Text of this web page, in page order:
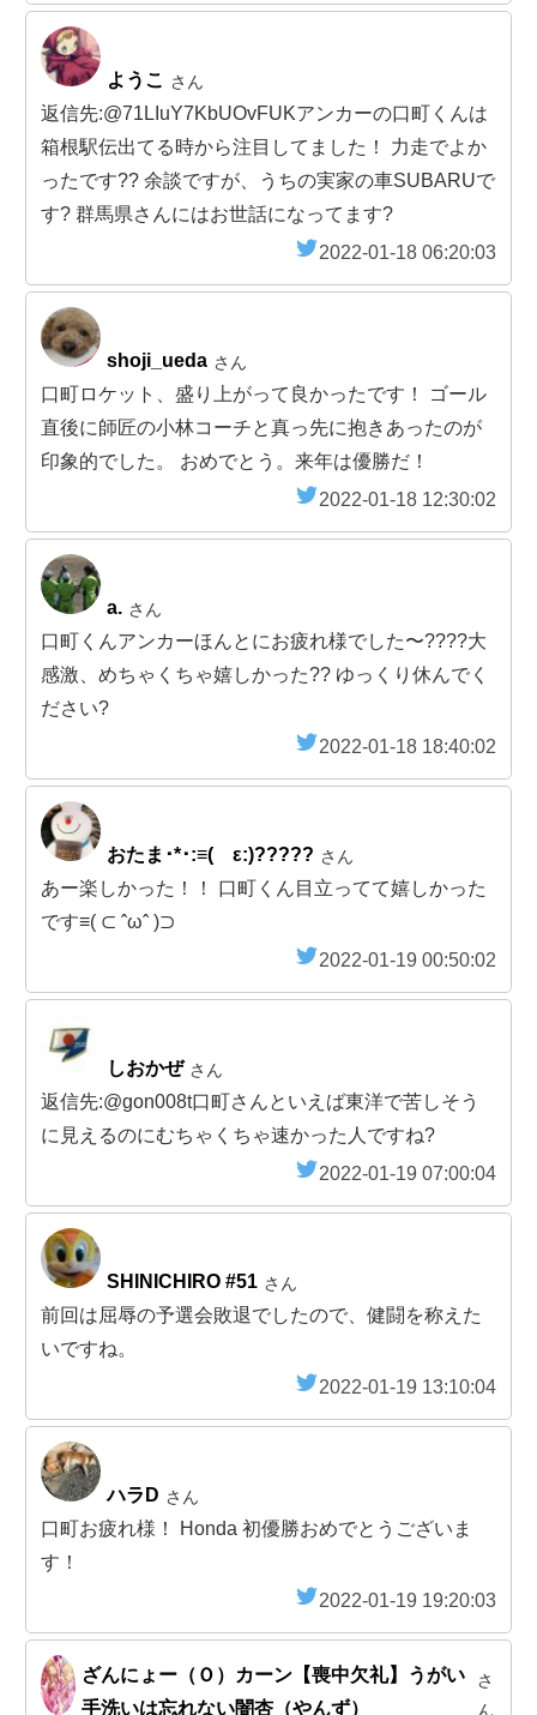
ようこ さん
返信先:@71LIuY7KbUOvFUKアンカーの口町くんは
箱根駅伝出てる時から注目してました！ 力走でよか
ったです?? 余談ですが、うちの実家の車SUBARUで
す? 群馬県さんにはお世話になってます?
2022-01-18 06:20:03
shoji_ueda さん
口町ロケット、盛り上がって良かったです！ ゴール
直後に師匠の小林コーチと真っ先に抱きあったのが
印象的でした。 おめでとう。来年は優勝だ！
2022-01-18 12:30:02
a. さん
口町くんアンカーほんとにお疲れ様でした〜????大
感激、めちゃくちゃ嬉しかった?? ゆっくり休んでく
ださい?
2022-01-18 18:40:02
おたま･*･:≡( ε:)?️?️?️?️?️ さん
あー楽しかった！！ 口町くん目立ってて嬉しかった
です≡( ⊂ ˆωˆ )⊃
2022-01-19 00:50:02
しおかぜ さん
返信先:@gon008t口町さんといえば東洋で苦しそう
に見えるのにむちゃくちゃ速かった人ですね?
2022-01-19 07:00:04
SHINICHIRO #51 さん
前回は屈辱の予選会敗退でしたので、健闘を称えた
いですね。
2022-01-19 13:10:04
ハラD さん
口町お疲れ様！ Honda 初優勝おめでとうございま
す！
2022-01-19 19:20:03
ざんにょー（Ｏ）カーン【喪中欠礼】うがい
手洗いは忘れない闇杏（やんず）
さ
ん